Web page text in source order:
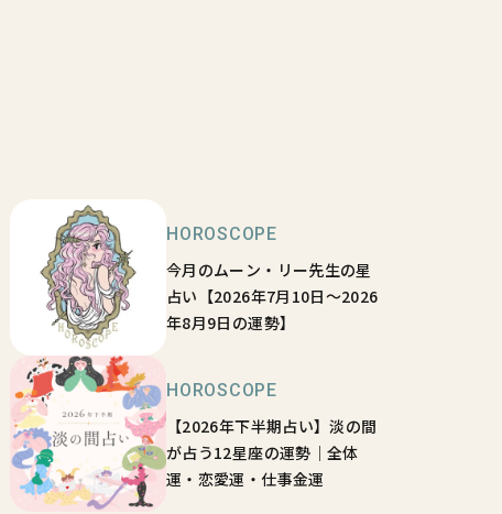
HOROSCOPE
今月のムーン・リー先生の星
占い【2026年7月10日～2026
年8月9日の運勢】
HOROSCOPE
【2026年下半期占い】淡の間
が占う12星座の運勢｜全体
運・恋愛運・仕事金運